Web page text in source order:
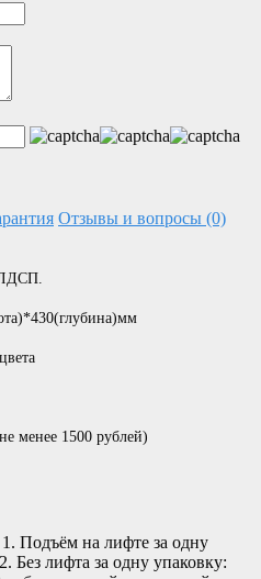
Отзывы и вопросы (0)
ЛДСП.
менее 1500 рублей)
Подъём на лифте за одну
Без лифта за одну упаковку: